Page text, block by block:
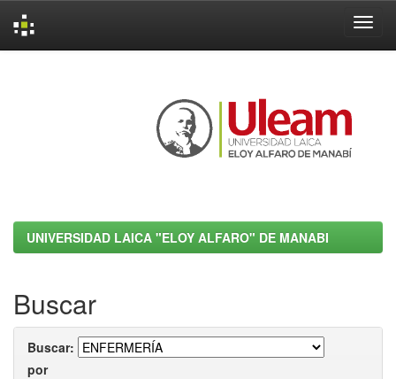
UNIVERSIDAD LAICA "ELOY ALFARO" DE MANABI
Buscar
Buscar:
por